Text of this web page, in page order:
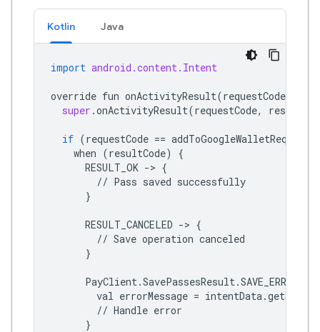
Kotlin Java
import android.content.Intent
override fun onActivityResult(requestCode
super .onActivityResult(requestCode,
if (requestCode ==
when (resultCode)
{
RESULT_OK -> {
// Pass saved successfully
}
RESULT_CANCELED -> {
// Save operation canceled
}
PayClient.SavePassesResult.SAVE_ERROR
val errorMessage = intentData.
// Handle error
}